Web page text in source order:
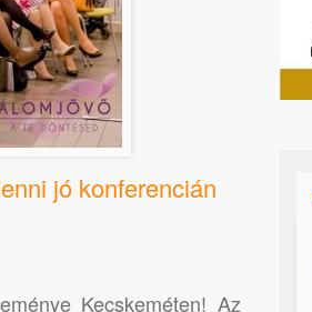
jó konferencián
Kecskeméten! Az